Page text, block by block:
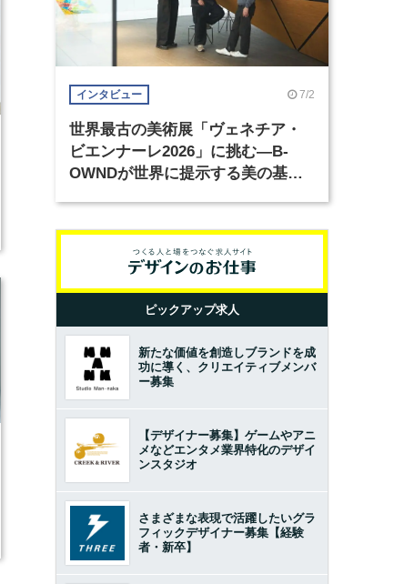
インタビュー 7/2
世界最古の美術展「ヴェネチア・
ビエンナーレ2026」に挑む―B-
OWNDが世界に提示する美の基準
ピックアップ求人
新たな価値を創造しブランドを成
功に導く、クリエイティブメンバ
ー募集
【デザイナー募集】ゲームやアニ
メなどエンタメ業界特化のデザイ
ンスタジオ
さまざまな表現で活躍したいグラ
フィックデザイナー募集【経験
者・新卒】